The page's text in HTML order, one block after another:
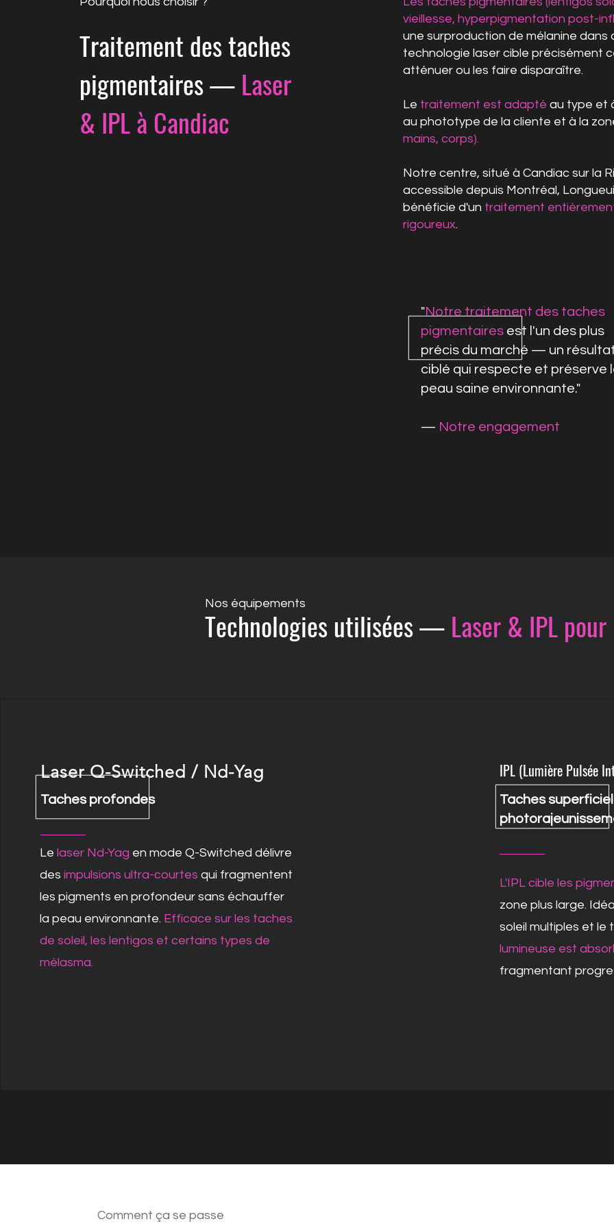
Traitement des taches
pigmentaires —Laser
& IPL à Candiac
vieillesse, hyperpigmentation post-
une surproduction de mélanine
technologie laser cible précisément
atténuer ou les faire disparaître.
Le traitement est adapté au type et
au phototype de la cliente et à la
mains, corps).
Notre centre, situé à Candiac sur la
accessible depuis Montréal,
bénéficie d'un traitement
rigoureux.
"Notre traitement des taches
pigmentaires est l'un des plus
précis du marché — un
ciblé qui respecte et préserve
peau saine environnante."
— Notre engagement
Nos équipements
Technologies utilisées —Laser & IPL
Le laser Nd-Yag en mode Q-Switched délivre
des impulsions ultra-courtes qui fragmentent
les pigments en profondeur sans échauffer
la peau environnante. Efficace sur les taches
de soleil, les lentigos et certains types de
mélasma.
Laser Q-Switched / Nd-Yag
Taches profondes
IPL (Lumière Pulsée
L'IPL cible les
zone plus large.
soleil multiples et le
lumineuse est
fragmentant
Taches
Comment ça se passe